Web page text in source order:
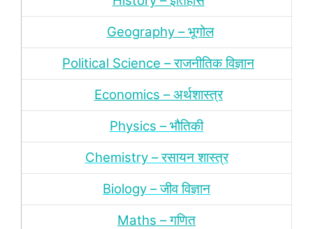
Geography – भूगोल
Political Science – राजनीतिक विज्ञान
Economics – अर्थशास्‍त्र
Physics – भौतिकी
Chemistry – रसायन शास्‍त्र
Biology – जीव विज्ञान
Maths – गणित